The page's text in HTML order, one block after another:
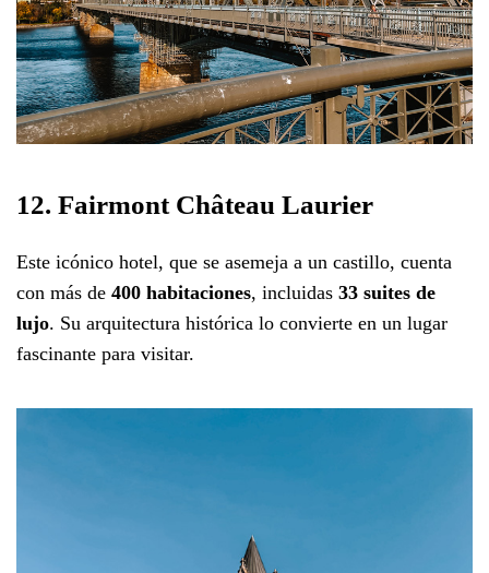
12. Fairmont Château Laurier
Este icónico hotel, que se asemeja a un castillo, cuenta
con más de 400 habitaciones, incluidas 33 suites de
lujo. Su arquitectura histórica lo convierte en un lugar
fascinante para visitar.